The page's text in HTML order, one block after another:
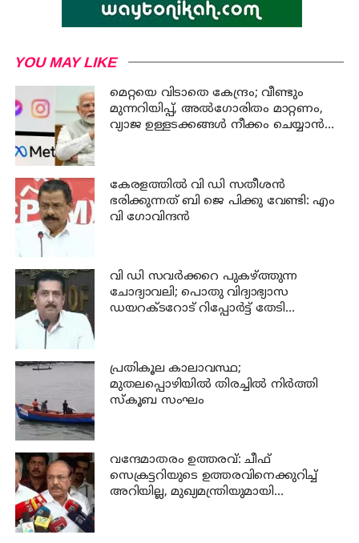
YOU MAY LIKE
മെറ്റയെ വിടാതെ കേന്ദ്രം; വീണ്ടും
മുന്നറിയിപ്പ്, അൽഗോരിതം മാറ്റണം,
വ്യാജ ഉള്ളടക്കങ്ങൾ നീക്കം ചെയ്യാൻ
കേരളത്തില്‍ വി ഡി സതീശന്‍
ഭരിക്കുന്നത് ബി ജെ പിക്കു വേണ്ടി: എം
വി ഗോവിന്ദന്‍
വി ഡി സവര്‍ക്കറെ പുകഴ്ത്തുന്ന
ചോദ്യാവലി; പൊതു വിദ്യാഭ്യാസ
ഡയറക്ടറോട് റിപ്പോര്‍ട്ട് തേടി
പ്രതികൂല കാലാവസ്ഥ;
മുതലപ്പൊഴിയില്‍ തിരച്ചില്‍ നിര്‍ത്തി
സ്കൂബ സംഘം
വന്ദേമാതരം ഉത്തരവ്: ചീഫ്
സെക്രട്ടറിയുടെ ഉത്തരവിനെക്കുറിച്ച്
അറിയില്ല, മുഖ്യമന്ത്രിയുമായി